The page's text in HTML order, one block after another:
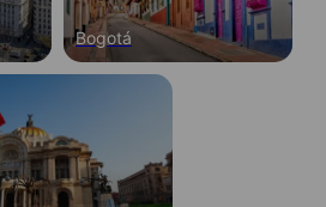
Bogotá